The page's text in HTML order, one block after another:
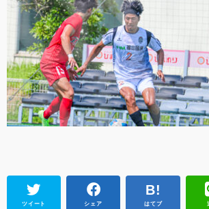
ツイート シェア はてブ